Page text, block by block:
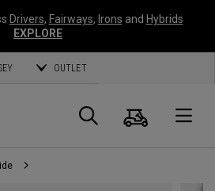
Drivers, Fairways, Irons and Hybrids
EXPLORE
OUTLET
Suche